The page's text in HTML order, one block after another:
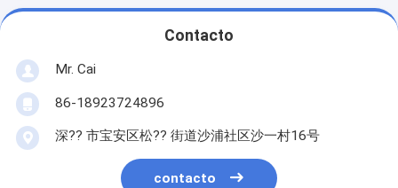
Contacto
Mr. Cai
86-18923724896
深?? 市宝安区松?? 街道沙浦社区沙一村16号
contacto